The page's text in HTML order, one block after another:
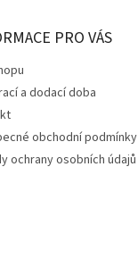
PRO VÁS
a dodací doba
obchodní podmínky
ochrany osobních údajů